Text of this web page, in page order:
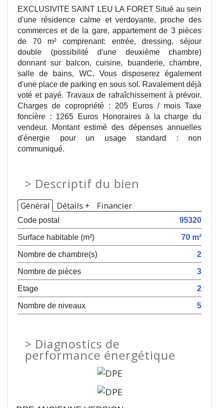
EXCLUSIVITE SAINT LEU LA FORET Situé au sein
d'une résidence calme et verdoyante, proche des
commerces et de la gare, appartement de 3 pièces
de 70 m² comprenant: entrée, dressing, séjour
double (possibilité d'une deuxième chambre)
donnant sur balcon, cuisine, buanderie, chambre,
salle de bains, WC. Vous disposerez également
d'une place de parking en sous sol. Ravalement déjà
voté et payé. Travaux de rafraîchissement à prévoir.
Charges de copropriété : 205 Euros / mois Taxe
foncière : 1265 Euros Honoraires à la charge du
vendeur. Montant estimé des dépenses annuelles
d'énergie pour un usage standard : non
communiqué.
> Descriptif du bien
Général Détails + Financier
Code postal
95320
Surface habitable (m²)
70 m²
Nombre de chambre(s)
2
Nombre de pièces
3
Etage
2
Nombre de niveaux
5
> Diagnostics de
performance énergétique